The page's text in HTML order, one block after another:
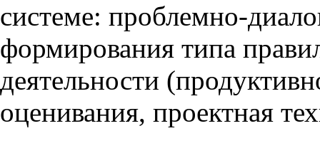
системе: проблемно-
формирования типа
деятельности
оценивания, проектная